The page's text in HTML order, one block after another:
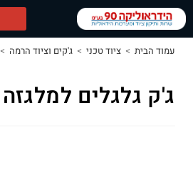
עמוד הבית > ציוד טכני > ג'קים וציוד הרמה >
ג'ק גלגלים למלגזה 4-5 טון